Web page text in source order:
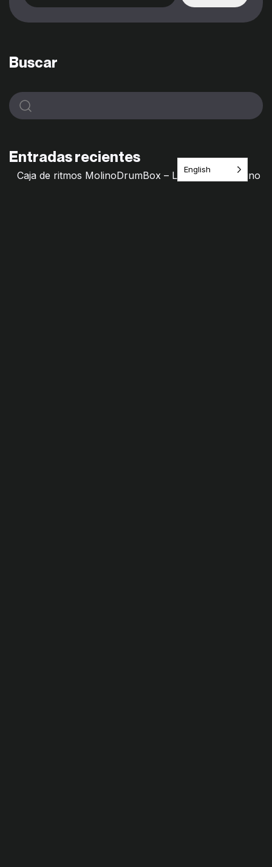
Buscar
Entradas recientes
Caja de ritmos MolinoDrumBox – Laboratorio Molino
English